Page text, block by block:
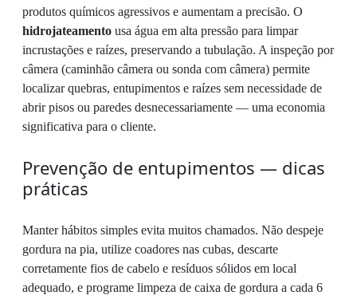
produtos químicos agressivos e aumentam a precisão. O
hidrojateamento usa água em alta pressão para limpar
incrustações e raízes, preservando a tubulação. A inspeção por
câmera (caminhão câmera ou sonda com câmera) permite
localizar quebras, entupimentos e raízes sem necessidade de
abrir pisos ou paredes desnecessariamente — uma economia
significativa para o cliente.
Prevenção de entupimentos — dicas
práticas
Manter hábitos simples evita muitos chamados. Não despeje
gordura na pia, utilize coadores nas cubas, descarte
corretamente fios de cabelo e resíduos sólidos em local
adequado, e programe limpeza de caixa de gordura a cada 6